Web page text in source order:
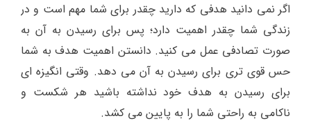
اگر نمی دانید هدفی که دارید چقدر برای شما مهم است و در
زندگی شما چقدر اهمیت دارد؛ پس برای رسیدن به آن به
صورت تصادفی عمل می کنید. دانستن اهمیت هدف به شما
حس قوی تری برای رسیدن به آن می دهد. وقتی انگیزه ای
برای رسیدن به هدف خود نداشته باشید هر شکست و
ناکامی به راحتی شما را به پایین می کشد.